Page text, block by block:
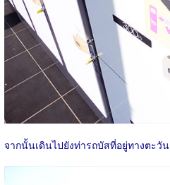
จากนั้นเดินไปยังท่ารถบัสที่อยู่ทางตะวั